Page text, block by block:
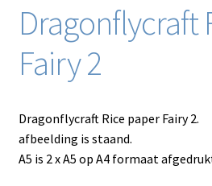
Dragonflycraft
Fairy 2
Dragonflycraft Rice paper Fairy 2.
afbeelding is staand.
A5 is 2 x A5 op A4 formaat